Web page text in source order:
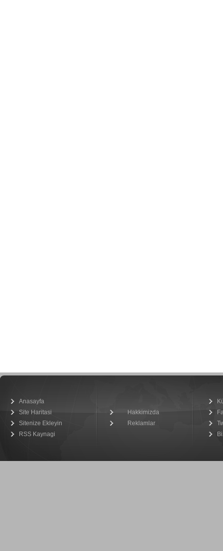
Anasayfa
Site Haritasi
Sitenize Ekleyin
RSS Kaynagi
Hakkimizda
Reklamlar